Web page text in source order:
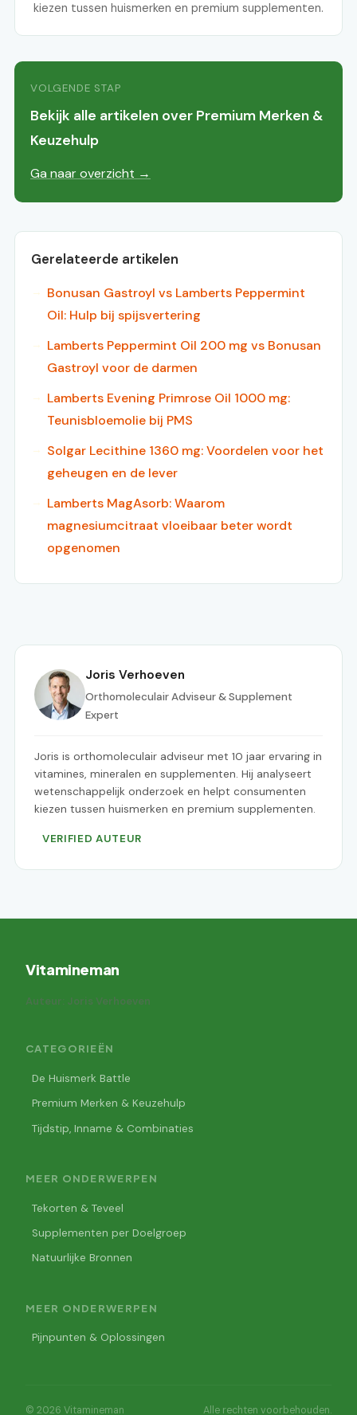
kiezen tussen huismerken en premium supplementen.
VOLGENDE STAP
Bekijk alle artikelen over Premium Merken &
Keuzehulp
Ga naar overzicht →
Gerelateerde artikelen
Bonusan Gastroyl vs Lamberts Peppermint
Oil: Hulp bij spijsvertering
Lamberts Peppermint Oil 200 mg vs Bonusan
Gastroyl voor de darmen
Lamberts Evening Primrose Oil 1000 mg:
Teunisbloemolie bij PMS
Solgar Lecithine 1360 mg: Voordelen voor het
geheugen en de lever
Lamberts MagAsorb: Waarom
magnesiumcitraat vloeibaar beter wordt
opgenomen
Joris Verhoeven
Orthomoleculair Adviseur & Supplement
Expert
Joris is orthomoleculair adviseur met 10 jaar ervaring in
vitamines, mineralen en supplementen. Hij analyseert
wetenschappelijk onderzoek en helpt consumenten
kiezen tussen huismerken en premium supplementen.
VERIFIED AUTEUR
Vitamineman
Auteur: Joris Verhoeven
CATEGORIEËN
De Huismerk Battle
Premium Merken & Keuzehulp
Tijdstip, Inname & Combinaties
MEER ONDERWERPEN
Tekorten & Teveel
Supplementen per Doelgroep
Natuurlijke Bronnen
MEER ONDERWERPEN
Pijnpunten & Oplossingen
© 2026 Vitamineman Alle rechten voorbehouden.